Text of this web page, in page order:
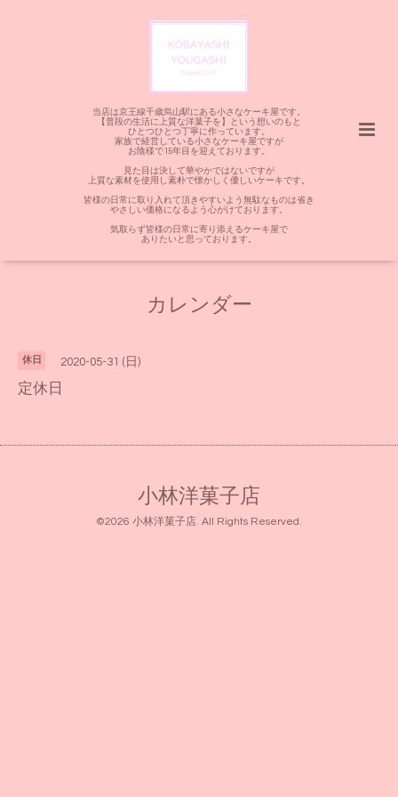
当店は京王線千歳烏山駅にある小さなケーキ屋です。
【普段の生活に上質な洋菓子を】という想いのもと
ひとつひとつ丁寧に作っています。
家族で経営している小さなケーキ屋ですが
お陰様で15年目を迎えております。
見た目は決して華やかではないですが
上質な素材を使用し素朴で懐かしく優しいケーキです。
皆様の日常に取り入れて頂きやすいよう無駄なものは省き
やさしい価格になるよう心がけております。
気取らず皆様の日常に寄り添えるケーキ屋で
ありたいと思っております。
カレンダー
休日 2020-05-31 (日)
定休日
小林洋菓子店
©2026 小林洋菓子店. All Rights Reserved.